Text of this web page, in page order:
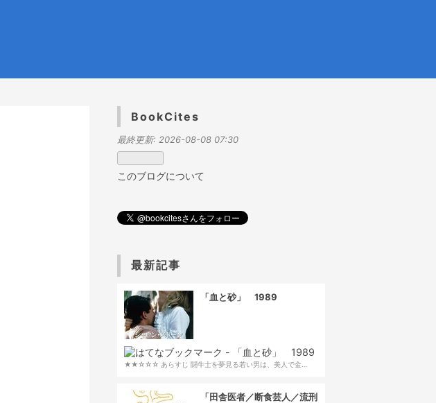
BookCites
最終更新: 2026-08-08 07:30
このブログについて
最新記事
「血と砂」 1989
★★☆☆☆ あらすじ 闘牛士を夢見る若い男は、美人で金…
「田舎医者／断食芸人／流刑